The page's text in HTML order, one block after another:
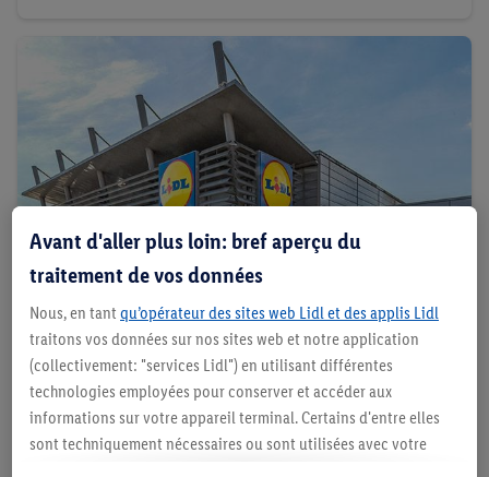
Enquête permanente
Partagez votre expérience d'achat et tentez de
gagner un bon Lidl d'une valeur de 20€.
Avant d'aller plus loin: bref aperçu du
traitement de vos données
Nous, en tant qu’opérateur des sites web Lidl et des applis Lidl
traitons vos données sur nos sites web et notre application
(collectivement: "services Lidl") en utilisant différentes
technologies employées pour conserver et accéder aux
informations sur votre appareil terminal. Certains d'entre elles
sont techniquement nécessaires ou sont utilisées avec votre